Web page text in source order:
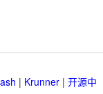
| Krunner | 开源中